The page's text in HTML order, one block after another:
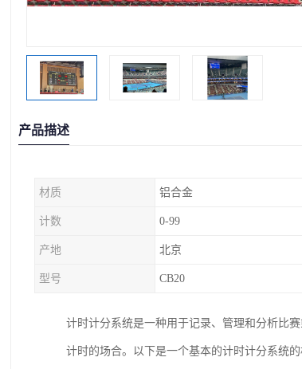
产品描述
材质 铝合金
计数 0-99
产地 北京
型号 CB20
计时计分系统是一种用于记录、管理和分析比
计时的场合。以下是一个基本的计时计分系统的